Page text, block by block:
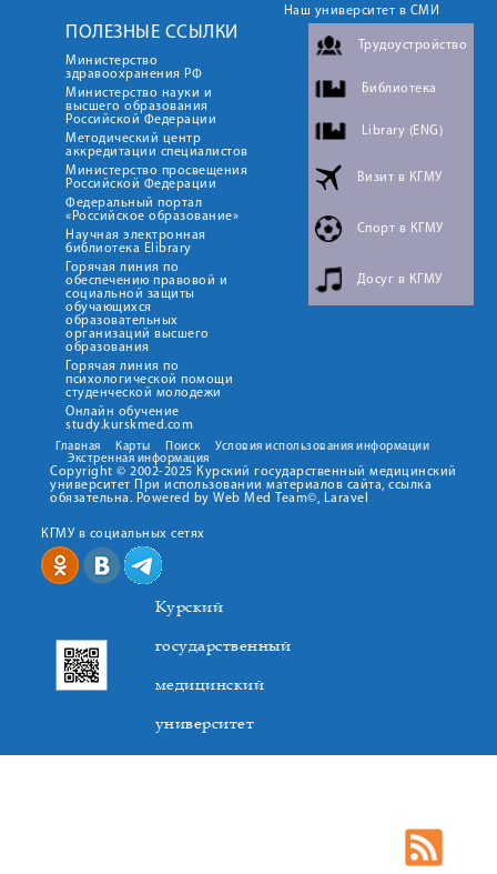
Наш университет в СМИ
ПОЛЕЗНЫЕ ССЫЛКИ
Министерство
здравоохранения РФ
Министерство науки и
высшего образования
Российской Федерации
Методический центр
аккредитации специалистов
Министерство просвещения
Российской Федерации
Федеральный портал
«Российское образование»
Научная электронная
библиотека Elibrary
Горячая линия по
обеспечению правовой и
социальной защиты
обучающихся
образовательных
организаций высшего
образования
Горячая линия по
психологической помощи
студенческой молодежи
Онлайн обучение
study.kurskmed.com
Трудоустройство
Библиотека
Library (ENG)
Визит в КГМУ
Спорт в КГМУ
Досуг в КГМУ
Главная Карты Поиск
Условия использования информации
Экстренная информация
Copyright © 2002-2025 Курский государственный медицинский
университет При использовании материалов сайта, ссылка
обязательна. Powered by Web Med Team©, Laravel
КГМУ в социальных сетях
Курский
государственный
медицинский
университет